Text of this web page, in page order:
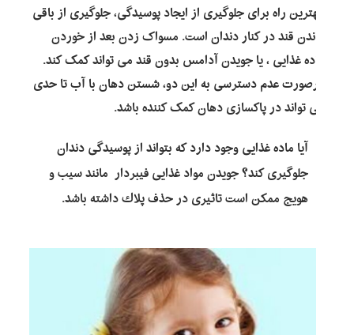
بهترین راه برای جلوگیری از ایجاد پوسیدگی، جلوگیری از باقی
ماندن قند در کنار دندان است. مسواک زدن بعد از خوردن
ماده غذایی ، یا جویدن آدامس بدون قند می تواند کمک کند.
درصورت عدم دسترسی به این دو، شستن دهان با آب تا حدی
می تواند در پاکسازی دهان کمک کننده باشد.
آیا ماده غذایی وجود دارد که بتواند از پوسیدگی دندان
جلوگیری کند؟ جویدن مواد غذایی فیبردار مانند سیب و
هویج ممكن است تاثیری در حذف پلاك داشته باشد.